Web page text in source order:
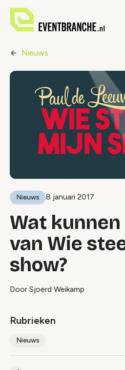
Nieuws
Nieuws 8 januari 2017
Wat
van Wie
show?
Door Sjoerd Weikamp
Rubrieken
Nieuws